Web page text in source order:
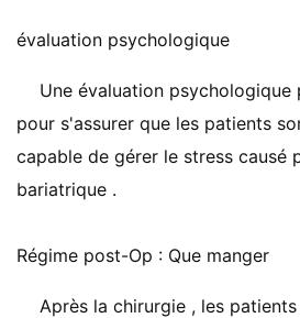
évaluation psychologique
Une évaluation psychologique
pour s'assurer que les patients
capable de gérer le stress causé
bariatrique .
Régime post-Op : Que manger
Après la chirurgie , les